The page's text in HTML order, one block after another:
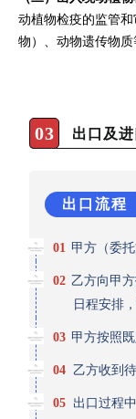
动植物检疫的监管
物）、动物遗传物质
03 出口及
出口流程
01 甲方（委
02 乙方向甲
日程安排
03 甲方按照
04 乙方收到
05 出口过程